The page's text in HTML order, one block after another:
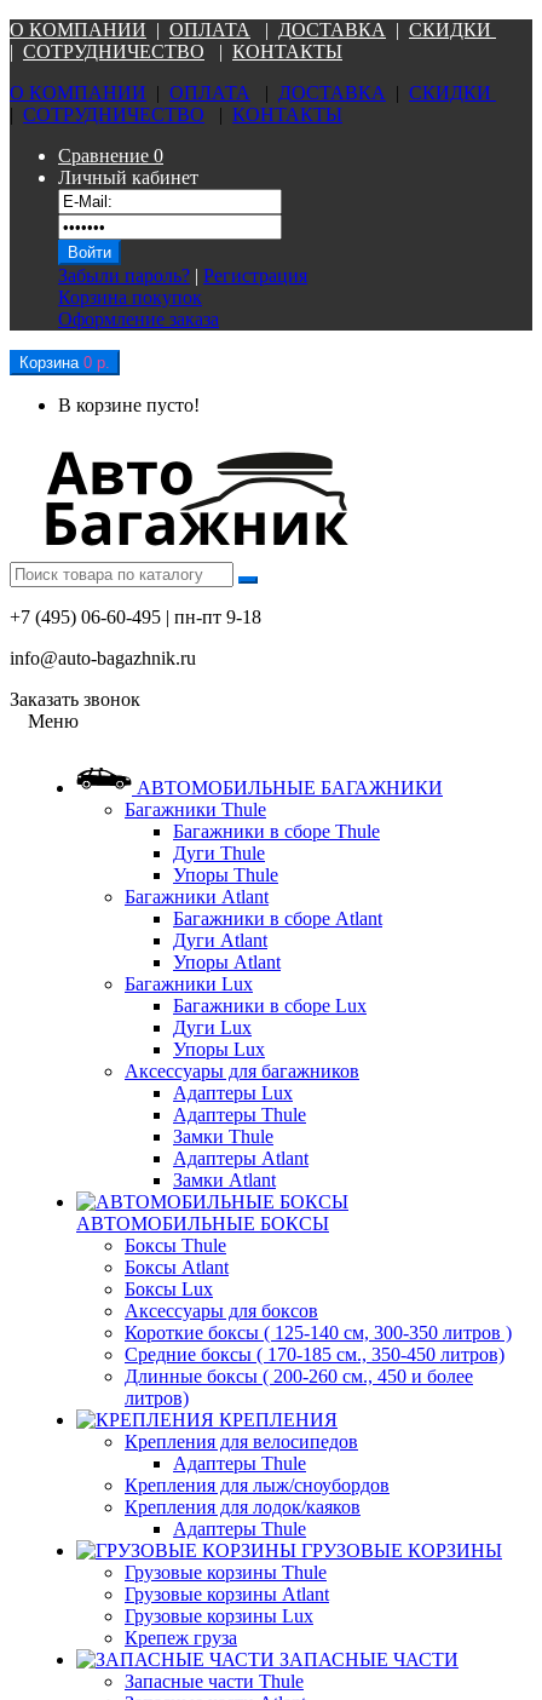
О КОМПАНИИ | ОПЛАТА | ДОСТАВКА | СКИДКИ
| СОТРУДНИЧЕСТВО | КОНТАКТЫ
О КОМПАНИИ | ОПЛАТА | ДОСТАВКА | СКИДКИ
| СОТРУДНИЧЕСТВО | КОНТАКТЫ
Сравнение 0
Личный кабинет
Забыли пароль? | Регистрация
Корзина покупок
Оформление заказа
Корзина 0 р.
В корзине пусто!
+7 (495) 06-60-495 | пн-пт 9-18
info@auto-bagazhnik.ru
Заказать звонок
Меню
АВТОМОБИЛЬНЫЕ БАГАЖНИКИ
Багажники Thule
Багажники в сборе Thule
Дуги Thule
Упоры Thule
Багажники Atlant
Багажники в сборе Atlant
Дуги Atlant
Упоры Atlant
Багажники Lux
Багажники в сборе Lux
Дуги Lux
Упоры Lux
Аксессуары для багажников
Адаптеры Lux
Адаптеры Thule
Замки Thule
Адаптеры Atlant
Замки Atlant
АВТОМОБИЛЬНЫЕ БОКСЫ
Боксы Thule
Боксы Atlant
Боксы Lux
Аксессуары для боксов
Короткие боксы ( 125-140 см, 300-350 литров )
Средние боксы ( 170-185 см., 350-450 литров)
Длинные боксы ( 200-260 см., 450 и более
литров)
КРЕПЛЕНИЯ
Крепления для велосипедов
Адаптеры Thule
Крепления для лыж/сноубордов
Крепления для лодок/каяков
Адаптеры Thule
ГРУЗОВЫЕ КОРЗИНЫ
Грузовые корзины Thule
Грузовые корзины Atlant
Грузовые корзины Lux
Крепеж груза
ЗАПАСНЫЕ ЧАСТИ
Запасные части Thule